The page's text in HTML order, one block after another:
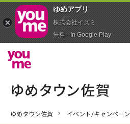
ゆめタウン佐賀 イベント/キャンペーン
ゆめアプ‪リ‬
株式会社イズミ
無料 - In Google Play